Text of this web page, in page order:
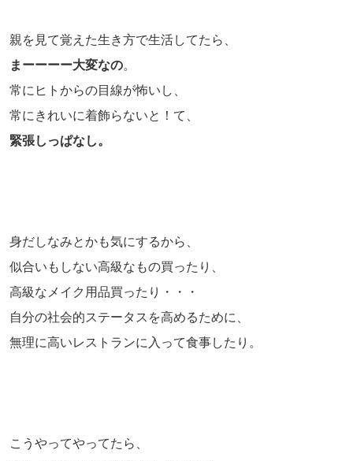
親を見て覚えた生き方で生活してたら、
まーーーー大変なの。
常にヒトからの目線が怖いし、
常にきれいに着飾らないと！て、
緊張しっぱなし。
身だしなみとかも気にするから、
似合いもしない高級なもの買ったり、
高級なメイク用品買ったり・・・
自分の社会的ステータスを高めるために、
無理に高いレストランに入って食事したり。
こうやってやってたら、